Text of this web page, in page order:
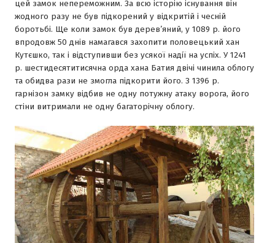
цей замок непереможним. За всю історію існування він
жодного разу не був підкорений у відкритій і чесній
боротьбі. Ще коли замок був дерев’яний, у 1089 р. його
впродовж 50 днів намагався захопити половецький хан
Кутєшко, так і відступивши без усякої надії на успіх. У 1241
р. шестидесятитисячна орда хана Батия двічі чинила облогу
та обидва рази не змогла підкорити його. З 1396 р.
гарнізон замку відбив не одну потужну атаку ворога, його
стіни витримали не одну багаторічну облогу.